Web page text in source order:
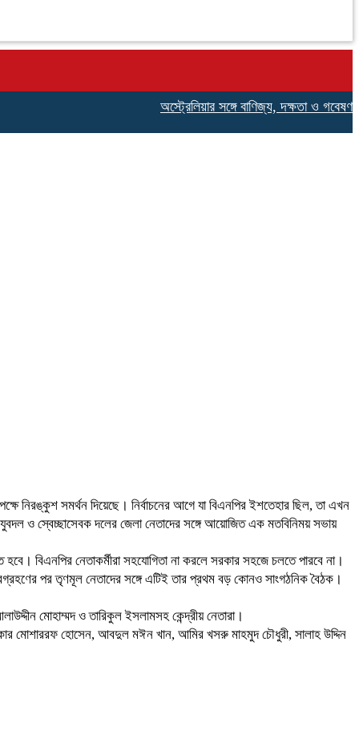
অস্ট্রেলিয়ার সঙ্গে বাণিজ্য, দক্ষতা ও গবেষণা
নিরঙ্কুশ সমর্থন দিয়েছে। নির্বাচনের আগে যা বিএনপির ইশতেহার ছিল, তা এখন
ও স্বেচ্ছাসেবক দলের জেলা নেতাদের সঙ্গে আয়োজিত এক মতবিনিময় সভায়
বিএনপির নেতাকর্মীরা সহযোগিতা না করলে সরকার সহজে চলতে পারবে না।
পর তৃণমূল নেতাদের সঙ্গে এটিই তার প্রথম বড় কোনও সাংগঠনিক বৈঠক।
মোহাম্মদ ও তারিকুল ইসলামসহ কেন্দ্রীয় নেতারা।
মোশাররফ হোসেন, আবদুল মঈন খান, আমির খসরু মাহমুদ চৌধুরী, সালাহ উদ্দিন